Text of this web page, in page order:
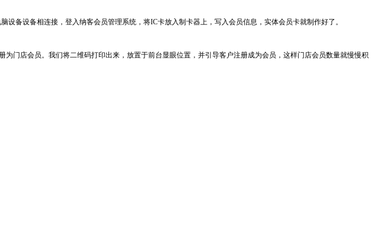
设备相连接，登入纳客会员管理系统，将IC卡放入制卡器上，写入会员信息，实体会员卡就制作好了。
店会员。我们将二维码打印出来，放置于前台显眼位置，并引导客户注册成为会员，这样门店会员数量就慢慢积